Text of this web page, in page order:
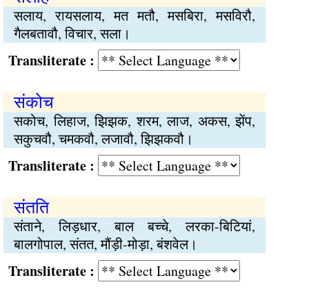
सलाय, रायसलाय, मत मतौ, मसबिरा, मसविरौ,
गैलबतावौ, विचार, सला।
:
संकोच
सकोच, लिहाज, झिझक, शरम, लाज, अकस, झेंप,
सकुचवौ, चमकवौ, लजावौ, झिझकवौ।
:
संतति
संताने, लिड़धार, बाल बच्चे, लरका-बिटियां,
बालगोपाल, संतत, मौंड़ी-मोड़ा, बंशवेल।
: